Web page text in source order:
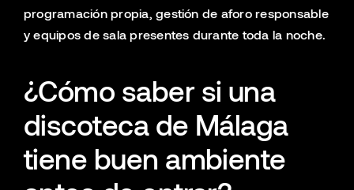
programación propia, gestión de aforo responsable
y equipos de sala presentes durante toda la noche.
¿Cómo saber si una
discoteca de Málaga
tiene buen ambiente